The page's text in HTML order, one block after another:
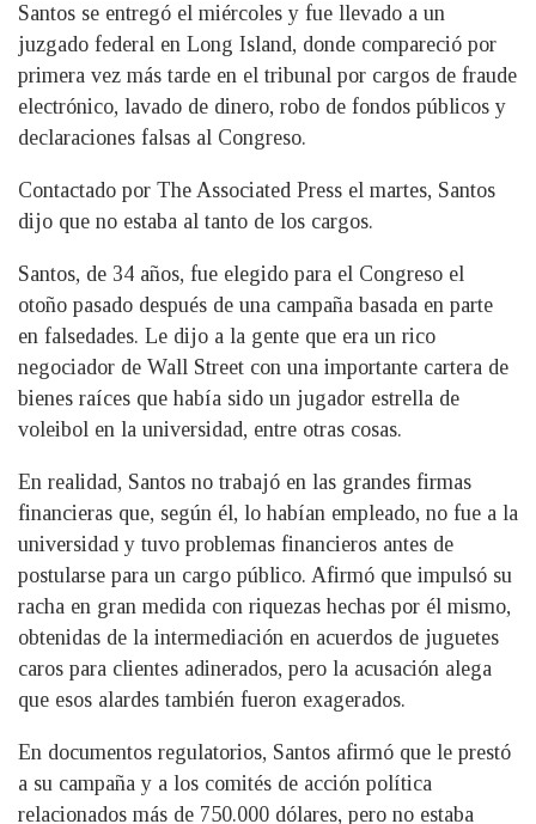
Santos se entregó el miércoles y fue llevado a un
juzgado federal en Long Island, donde compareció por
primera vez más tarde en el tribunal por cargos de fraude
electrónico, lavado de dinero, robo de fondos públicos y
declaraciones falsas al Congreso.
Contactado por The Associated Press el martes, Santos
dijo que no estaba al tanto de los cargos.
Santos, de 34 años, fue elegido para el Congreso el
otoño pasado después de una campaña basada en parte
en falsedades. Le dijo a la gente que era un rico
negociador de Wall Street con una importante cartera de
bienes raíces que había sido un jugador estrella de
voleibol en la universidad, entre otras cosas.
En realidad, Santos no trabajó en las grandes firmas
financieras que, según él, lo habían empleado, no fue a la
universidad y tuvo problemas financieros antes de
postularse para un cargo público. Afirmó que impulsó su
racha en gran medida con riquezas hechas por él mismo,
obtenidas de la intermediación en acuerdos de juguetes
caros para clientes adinerados, pero la acusación alega
que esos alardes también fueron exagerados.
En documentos regulatorios, Santos afirmó que le prestó
a su campaña y a los comités de acción política
relacionados más de 750.000 dólares, pero no estaba